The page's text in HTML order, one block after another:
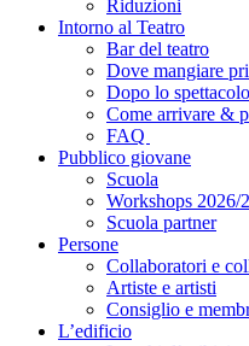
Riduzioni
Intorno al Teatro
Bar del teatro
Dove mangiare
Dopo lo spettacolo
Come arrivare &
FAQ
Pubblico giovane
Scuola
Workshops 2026/
Scuola partner
Persone
Collaboratori e
Artiste e artisti
Consiglio e
L’edificio